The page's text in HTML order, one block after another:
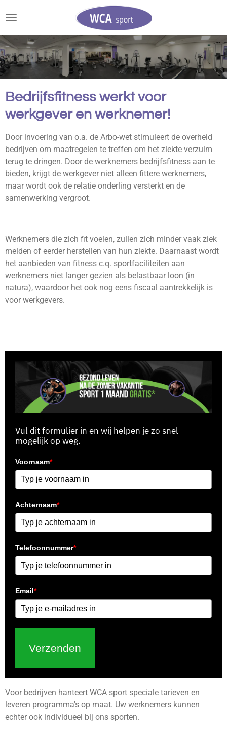
direct
naar
de
hoofdinhoud
Bedrijfsfitness werkt voor
werkgever en werknemer!
Door invoering van o.a. de Arbo-wet stimuleert de overheid
bedrijven om maatregelen te treffen om het ziekte verzuim
terug te dringen. Door de werknemers bedrijfsfitness aan te
bieden, krijgt de werkgever niet alleen fittere werknemers,
maar wordt ook de relatie onderling versterkt en de
samenwerking vergroot.
Werknemers die zich fit voelen, zullen zich minder vaak ziek
melden of eerder herstellen van hun ziekte. Daarnaast wordt
het aanbieden van fitness c.q. sportfaciliteiten aan
werknemers niet langer gezien als belastbaar loon (in
natura), waardoor het ook nog eens fiscaal aantrekkelijk is
voor werkgevers.
Vul dit formulier in en wij helpen je zo snel
mogelijk op weg.
Voornaam*
Achternaam*
Telefoonnummer*
Email*
Verzenden
Voor bedrijven hanteert WCA sport speciale tarieven en
leveren programma's op maat. Uw werknemers kunnen
echter ook individueel bij ons sporten.